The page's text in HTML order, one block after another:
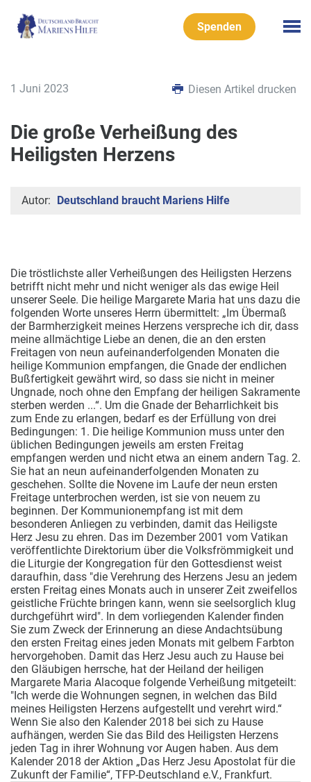
Spenden
1 Juni 2023 Diesen Artikel drucken
Die große Verheißung des
Heiligsten Herzens
Autor: Deutschland braucht Mariens Hilfe
Die tröstlichste aller Verheißungen des Heiligsten Herzens
betrifft nicht mehr und nicht weniger als das ewige Heil
unserer Seele. Die heilige Margarete Maria hat uns dazu die
folgenden Worte unseres Herrn übermittelt: „Im Übermaß
der Barmherzigkeit meines Herzens verspreche ich dir, dass
meine allmächtige Liebe an denen, die an den ersten
Freitagen von neun aufeinanderfolgenden Monaten die
heilige Kommunion empfangen, die Gnade der endlichen
Bußfertigkeit gewährt wird, so dass sie nicht in meiner
Ungnade, noch ohne den Empfang der heiligen Sakramente
sterben werden ...“. Um die Gnade der Beharrlichkeit bis
zum Ende zu erlangen, bedarf es der Erfüllung von drei
Bedingungen: 1. Die heilige Kommunion muss unter den
üblichen Bedingungen jeweils am ersten Freitag
empfangen werden und nicht etwa an einem andern Tag. 2.
Sie hat an neun aufeinanderfolgenden Monaten zu
geschehen. Sollte die Novene im Laufe der neun ersten
Freitage unterbrochen werden, ist sie von neuem zu
beginnen. Der Kommunionempfang ist mit dem
besonderen Anliegen zu verbinden, damit das Heiligste
Herz Jesu zu ehren. Das im Dezember 2001 vom Vatikan
veröffentlichte Direktorium über die Volksfrömmigkeit und
die Liturgie der Kongregation für den Gottesdienst weist
daraufhin, dass "die Verehrung des Herzens Jesu an jedem
ersten Freitag eines Monats auch in unserer Zeit zweifellos
geistliche Früchte bringen kann, wenn sie seelsorglich klug
durchgeführt wird". In dem vorliegenden Kalender finden
Sie zum Zweck der Erinnerung an diese Andachtsübung
den ersten Freitag eines jeden Monats mit gelbem Farbton
hervorgehoben. Damit das Herz Jesu auch zu Hause bei
den Gläubigen herrsche, hat der Heiland der heiligen
Margarete Maria Alacoque folgende Verheißung mitgeteilt:
"Ich werde die Wohnungen segnen, in welchen das Bild
meines Heiligsten Herzens aufgestellt und verehrt wird.“
Wenn Sie also den Kalender 2018 bei sich zu Hause
aufhängen, werden Sie das Bild des Heiligsten Herzens
jeden Tag in ihrer Wohnung vor Augen haben. Aus dem
Kalender 2018 der Aktion „Das Herz Jesu Apostolat für die
Zukunft der Familie“, TFP-Deutschland e.V., Frankfurt.